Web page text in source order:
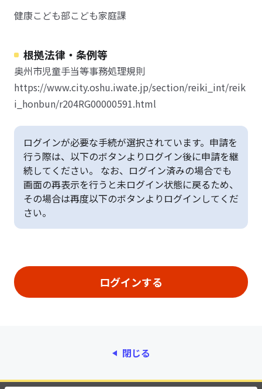
健康こども部こども家庭課
根拠法律・条例等
奥州市児童手当等事務処理規則
https://www.city.oshu.iwate.jp/section/reiki_int/reik
i_honbun/r204RG00000591.html
ログインが必要な手続が選択されています。申請を
行う際は、以下のボタンよりログイン後に申請を継
続してください。 なお、ログイン済みの場合でも
画面の再表示を行うと未ログイン状態に戻るため、
その場合は再度以下のボタンよりログインしてくだ
さい。
閉じる